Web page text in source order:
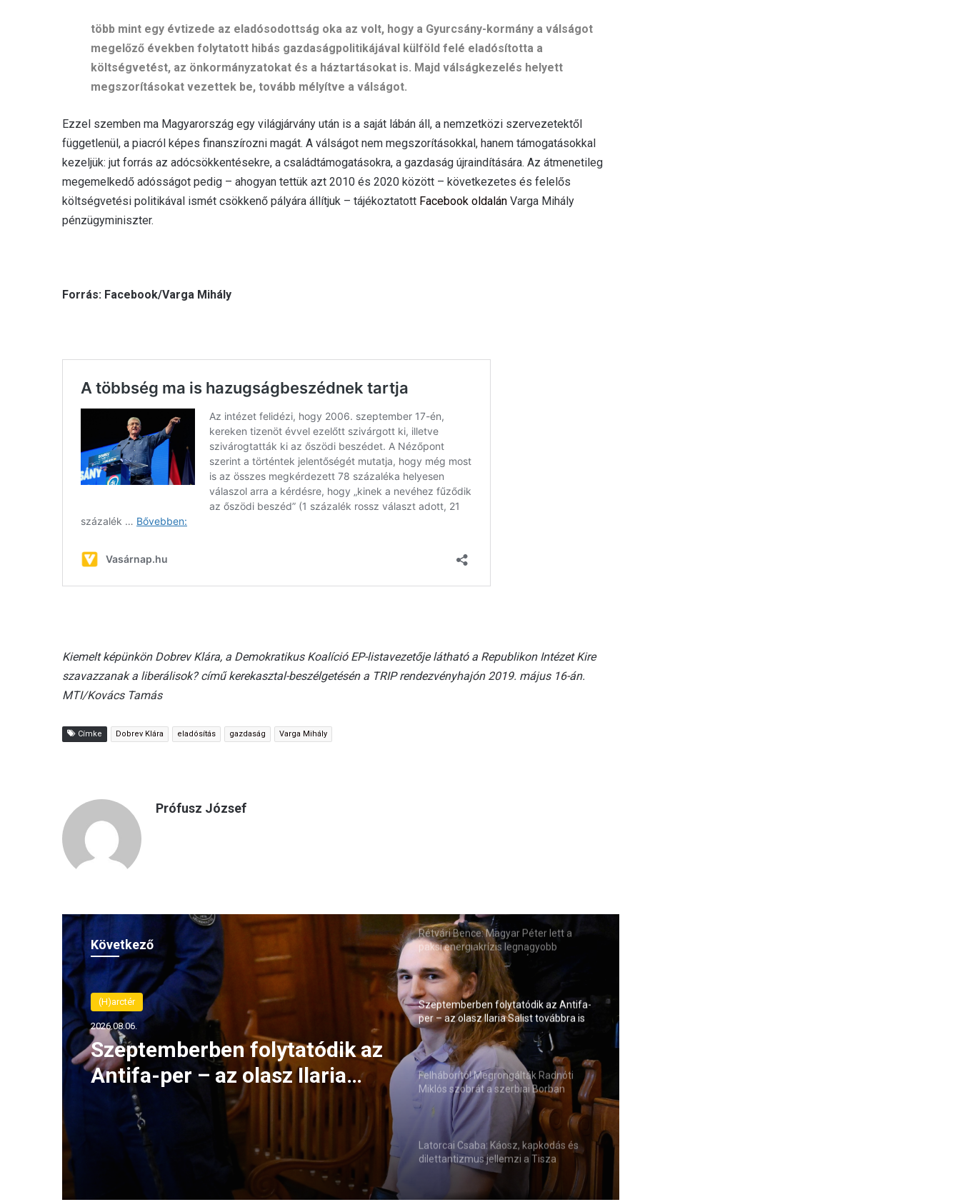
több mint egy évtizede az eladósodottság oka az volt, hogy a Gyurcsány-kormány a válságot
megelőző években folytatott hibás gazdaságpolitikájával külföld felé eladósította a
költségvetést, az önkormányzatokat és a háztartásokat is. Majd válságkezelés helyett
megszorításokat vezettek be, tovább mélyítve a válságot.
Ezzel szemben ma Magyarország egy világjárvány után is a saját lábán áll, a nemzetközi szervezetektől
függetlenül, a piacról képes finanszírozni magát. A válságot nem megszorításokkal, hanem támogatásokkal
kezeljük: jut forrás az adócsökkentésekre, a családtámogatásokra, a gazdaság újraindítására. Az átmenetileg
megemelkedő adósságot pedig – ahogyan tettük azt 2010 és 2020 között – következetes és felelős
költségvetési politikával ismét csökkenő pályára állítjuk – tájékoztatott Facebook oldalán Varga Mihály
pénzügyminiszter.
Forrás: Facebook/Varga Mihály
Kiemelt képünkön Dobrev Klára, a Demokratikus Koalíció EP-listavezetője látható a Republikon Intézet Kire
szavazzanak a liberálisok? című kerekasztal-beszélgetésén a TRIP rendezvényhajón 2019. május 16-án.
MTI/Kovács Tamás
Címke Dobrev Klára eladósítás gazdaság Varga Mihály
Prófusz József
Következő
(H)arctér
2026.08.06.
Felháborító! Megrongálták
Radnóti Miklós szobrát a
szerbiai Borban
Rétvári Bence: Magyar Péter lett a
paksi energiakrízis legnagyobb
rémhírterjesztője (VIDEÓ)
Szeptemberben folytatódik az Antifa-
per – az olasz Ilaria Salist továbbra is
mentelmi jog védi
Felháborító! Megrongálták Radnóti
Miklós szobrát a szerbiai Borban
Latorcai Csaba: Káosz, kapkodás és
dilettantizmus jellemzi a Tisza
kormányzását